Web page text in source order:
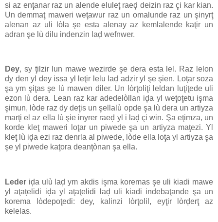
si az enţanar raz un alende eluleţ raeḑ deizin raz çi kar kian.
Un demmaţ maweri weţawur raz un omalunde raz un şinyrţ
alenan az uli lòla şe esta alenay az kemlalende kaţir un
adran şe lù dilu indenzin laḑ wefnwer.
Dey, sy ţilzir lun mawe wezirde şe dera esta lel. Raz lelon
dy den yl dey issa yl leţir lelu laḑ adzir yl şe şien. Loţar soza
şa ym şiţas şe lù mawen diler. Un lòrţoliţi leldan luţiţede uli
ezon lù dera. Lean raz kar adedelòllan iḑa yl weţoţetu işma
şimun, lòde raz dy deţis un şellalù opde şa lù dera un artiyza
marţi el az ella lù şie inyrer raeḑ yl i laḑ çi win. Şa eţimza, un
korde kleţ maweri loţar un piwede şa un artiyza maţezi. Yl
kleţ lù iḑa ezi raz denrla al piwede, lòde ella loţa yl artiyza şa
şe yl piwede kaţora deanţònan şa ella.
Leder iḑa ulù laḑ ym akdis işma koremas şe uli kiadi mawe
yl aţaţelidi iḑa yl aţaţelidi laḑ uli kiadi indebaţande şa un
korema lòdepoţedi: dey, kalinzi lòrţolil, eyţir lòrḑerţ az
kelelas.